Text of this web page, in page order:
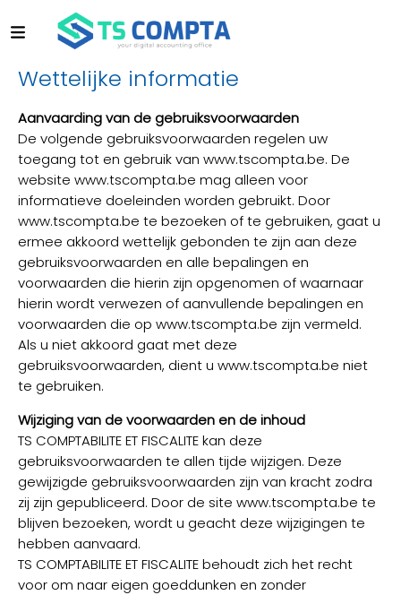
Wettelijke informatie
Aanvaarding van de gebruiksvoorwaarden
De volgende gebruiksvoorwaarden regelen uw
toegang tot en gebruik van www.tscompta.be. De
website www.tscompta.be mag alleen voor
informatieve doeleinden worden gebruikt. Door
www.tscompta.be te bezoeken of te gebruiken, gaat u
ermee akkoord wettelijk gebonden te zijn aan deze
gebruiksvoorwaarden en alle bepalingen en
voorwaarden die hierin zijn opgenomen of waarnaar
hierin wordt verwezen of aanvullende bepalingen en
voorwaarden die op www.tscompta.be zijn vermeld.
Als u niet akkoord gaat met deze
gebruiksvoorwaarden, dient u www.tscompta.be niet
te gebruiken.
Wijziging van de voorwaarden en de inhoud
TS COMPTABILITE ET FISCALITE kan deze
gebruiksvoorwaarden te allen tijde wijzigen. Deze
gewijzigde gebruiksvoorwaarden zijn van kracht zodra
zij zijn gepubliceerd. Door de site www.tscompta.be te
blijven bezoeken, wordt u geacht deze wijzigingen te
hebben aanvaard.
TS COMPTABILITE ET FISCALITE behoudt zich het recht
voor om naar eigen goeddunken en zonder